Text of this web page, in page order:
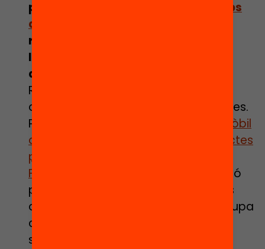
prohibició ha estat regular
el temps
d’ús del mòbil
relaciona el temps d’ús amb
l’impacte sobre les conductes
additives i
Regular les hores de pantalla podria
ajudar a prevenir aquestes conductes.
Però,
és sinònim el temps d’ús del mòbil
amb el risc de desenvolupar conductes
perjudicials
Feet, Eat
són un exemple de regulació
per finalitat educativa i no per hores
d’ús. Aquesta proposta es desenvolupa
a una escola Suïssa, on el mòbil
s’utilitza de forma lliure excepte: